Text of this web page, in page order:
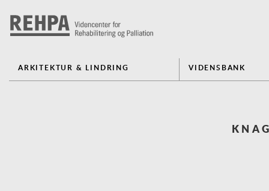
ARKITEKTUR & LINDRING VIDENSBANK